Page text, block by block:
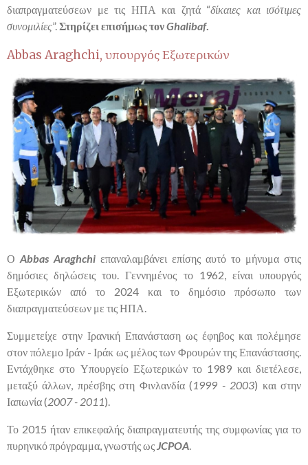
διαπραγματεύσεων με τις ΗΠΑ και ζητά “δίκαιες και ισότιμες
συνομιλίες”.Στηρίζει επισήμως τονGhalibaf.
Abbas Araghchi, υπουργός Εξωτερικών
Ο Abbas Araghchi επαναλαμβάνει επίσης αυτό το μήνυμα στις
δημόσιες δηλώσεις του. Γεννημένος το 1962, είναι υπουργός
Εξωτερικών από το 2024 και το δημόσιο πρόσωπο των
διαπραγματεύσεων με τις ΗΠΑ.
Συμμετείχε στην Ιρανική Επανάσταση ως έφηβος και πολέμησε
στον πόλεμο Ιράν - Ιράκ ως μέλος των Φρουρών της Επανάστασης.
Εντάχθηκε στο Υπουργείο Εξωτερικών το 1989 και διετέλεσε,
μεταξύ άλλων, πρέσβης στη Φινλανδία (1999 - 2003) και στην
Ιαπωνία (2007 - 2011).
Το 2015 ήταν επικεφαλής διαπραγματευτής της συμφωνίας για το
πυρηνικό πρόγραμμα, γνωστής ως JCPOA